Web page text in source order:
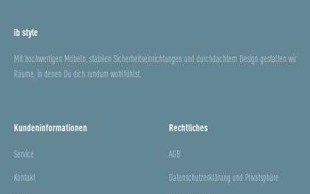
ib style
Mit hochwertigen Möbeln, stabilen Sicherheitseinrichtungen und durchdachtem Design gestalten wir
Räume, in denen Du dich rundum wohlfühlst.
Kundeninformationen
Service
Kontakt
Rechtliches
AGB
Datenschutzerklärung und Privatsphäre